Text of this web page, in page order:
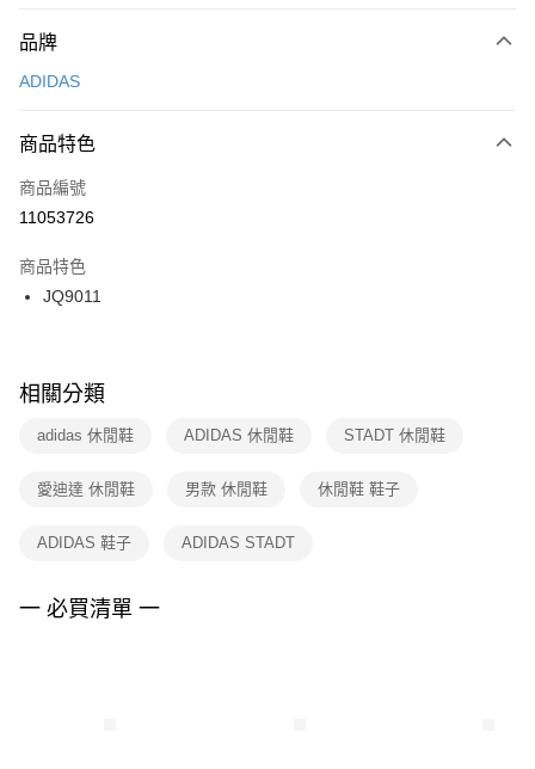
台灣樂天信用卡公司
【關於「AFTEE先享後付」】
便利好安心！
３．安心：先確認商品／服務後，再付款。
【「AFTEE先享後付」結帳流程】
１．於結帳方式選擇「AFTEE先享後付」後，將跳轉至「AFTEE先享後付」
２．訂單成立數日內，您將收到繳費通知簡訊。
３．收到繳費通知簡訊後14天內，點擊此簡訊中的連結，可透過四大超商／
ATM／網路銀行／等多元方式進行付款，方視為交易完成。
※ 交易是否成功請以「AFTEE先享後付 」之結帳頁面顯示為準，若有關於
是否繳費成功／繳費後需取消欲退款等相關疑問，請聯繫「AFTEE先享後付
客戶支援中心」https://netprotections.freshdesk.com/support/home
１．透過由恩沛科技股份有限公司提供之「AFTEE先享後付」服務完成之交
權轉讓予恩沛科技股份有限公司。
３．未成年的使用者請事先徵得法定代理人或監護人之同意方可使用
「AFTEE先享後付」，若未經同意申辦者引起之損失，本公司不負相關責
運送方式
每筆NT$100，滿NT$1,500(含以上)免運費
宅配
每筆NT$100，滿NT$1,500(含以上)免運費
付款後門市自取
每筆NT$100，滿NT$1,500(含以上)免運費
品牌
ADIDAS
商品特色
商品編號
11053726
商品特色
JQ9011
相關分類
adidas 休閒鞋 ADIDAS 休閒鞋 STADT 休閒鞋
愛迪達 休閒鞋 男款 休閒鞋 休閒鞋 鞋子
ADIDAS 鞋子 ADIDAS STADT
一 必買清單 一